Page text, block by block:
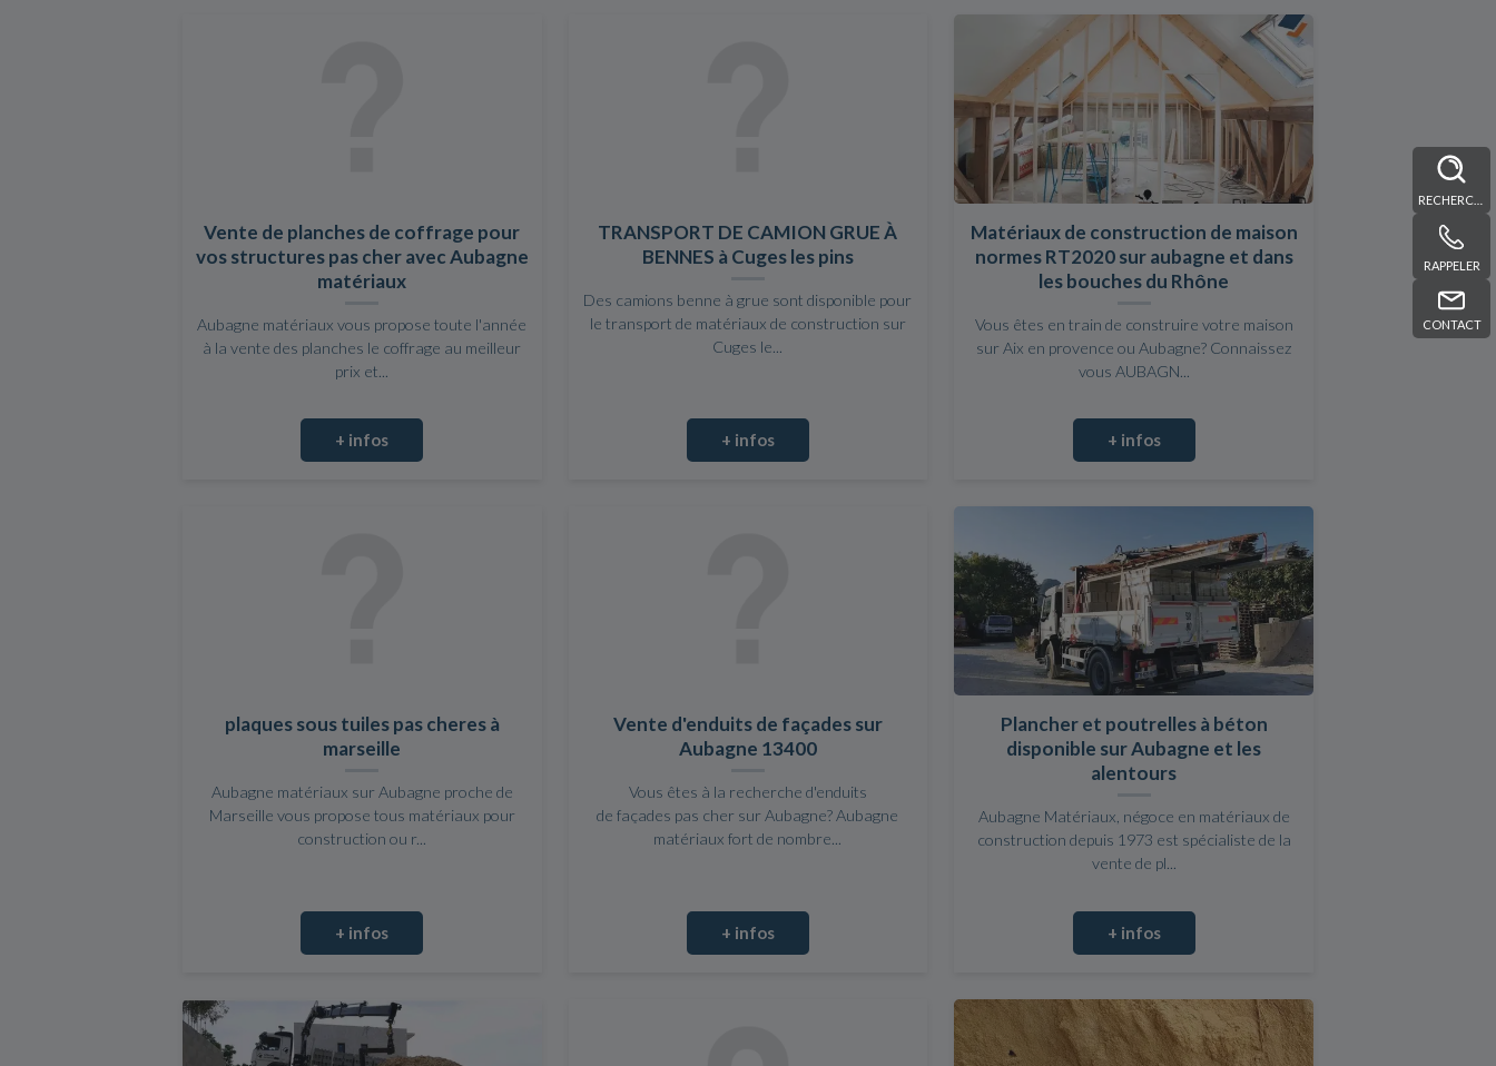
RAPPELER
CONTACT
Vente de planches de coffrage pour
vos structures pas cher avec Aubagne
matériaux
Aubagne matériaux vous propose toute l'année
à la vente des planches le coffrage au meilleur
prix et...
+ infos
TRANSPORT DE CAMION GRUE À
BENNES à Cuges les pins
Des camions benne à grue sont disponible pour
le transport de matériaux de construction sur
Cuges le...
+ infos
Matériaux de construction de maison
normes RT2020 sur aubagne et dans
les bouches du Rhône
Vous êtes en train de construire votre maison
sur Aix en provence ou Aubagne? Connaissez
vous AUBAGN...
+ infos
plaques sous tuiles pas cheres à
marseille
Aubagne matériaux sur Aubagne proche de
Marseille vous propose tous matériaux pour
construction ou r...
+ infos
Vente d'enduits de façades sur
Aubagne 13400
Vous êtes à la recherche d'enduits
de façades pas cher sur Aubagne? Aubagne
matériaux fort de nombre...
+ infos
Plancher et poutrelles à béton
disponible sur Aubagne et les
alentours
Aubagne Matériaux, négoce en matériaux de
construction depuis 1973 est spécialiste de la
vente de pl...
+ infos